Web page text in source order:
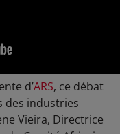
d’ARS, ce débat
des industries
Vieira, Directrice